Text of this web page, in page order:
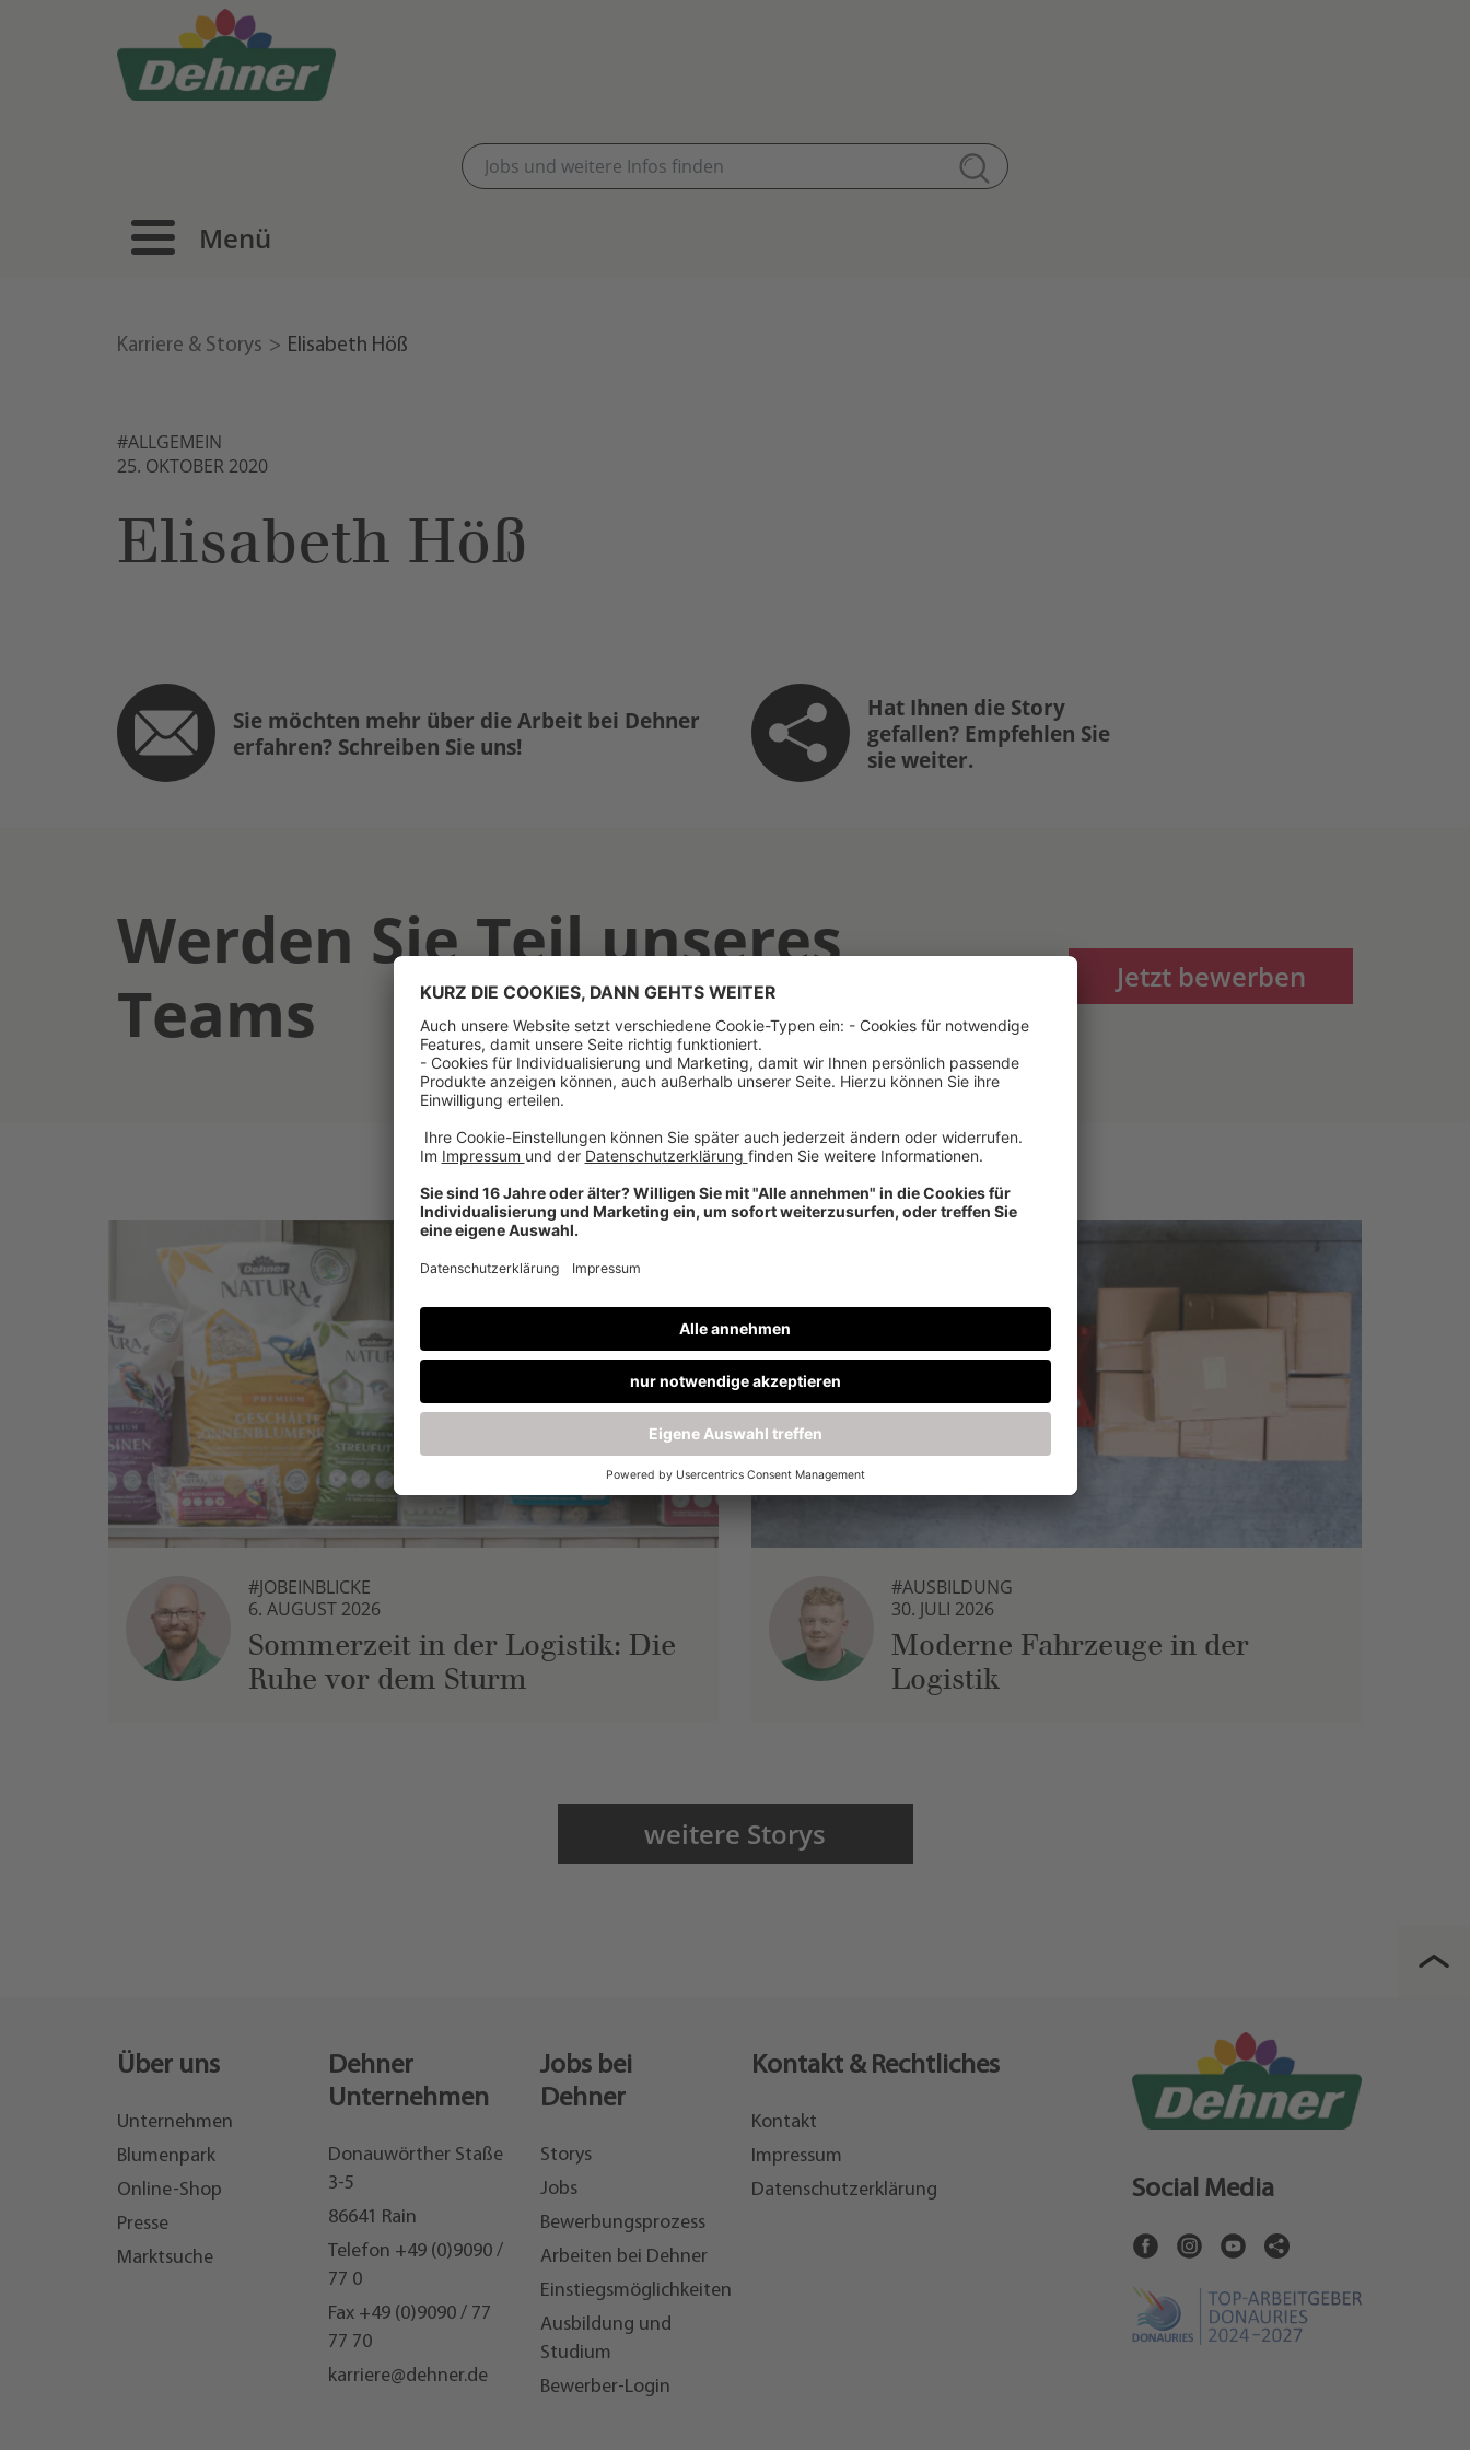
Menü
Karriere & Storys Elisabeth Höß
#ALLGEMEIN
25. OKTOBER 2020
Elisabeth Höß
Sie möchten mehr über die Arbeit bei Dehner
erfahren? Schreiben Sie uns!
Hat Ihnen die Story
gefallen? Empfehlen Sie
sie weiter.
Werden Sie Teil unseres
Teams
Jetzt bewerben
#JOBEINBLICKE
6. AUGUST 2026
Sommerzeit in der Logistik: Die
Ruhe vor dem Sturm
#AUSBILDUNG
30. JULI 2026
Moderne Fahrzeuge in der
Logistik
weitere Storys
Über uns
Unternehmen
Blumenpark
Online-Shop
Presse
Marktsuche
Dehner
Unternehmen
Donauwörther Staße
3-5
86641 Rain
Telefon +49 (0)9090 /
77 0
Fax +49 (0)9090 / 77
77 70
karriere@dehner.de
Jobs bei
Dehner
Storys
Jobs
Bewerbungsprozess
Arbeiten bei Dehner
Einstiegsmöglichkeiten
Ausbildung und
Studium
Bewerber-Login
Kontakt & Rechtliches
Kontakt
Impressum
Datenschutzerklärung
Social Media